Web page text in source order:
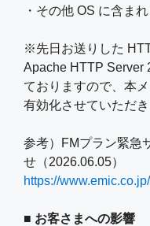
・その他 OS に含ま
※先日お送りした
Apache HTTP Server
ておりますので、本
有効化させていただき
参考）FMプラン緊急
せ（2026.06.05）
https://
■ お客さまへの影響